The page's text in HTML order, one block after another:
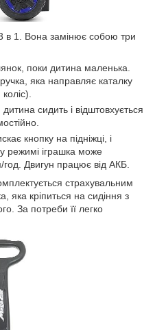
в 1. Вона замінює собою три
поки дитина маленька.
яка направляє каталку
сидить і відштовхується
кнопку на підніжці, і
режимі іграшка може
год. Двигун працює від АКБ.
страхувальним
кріпиться на сидіння з
За потреби її легко